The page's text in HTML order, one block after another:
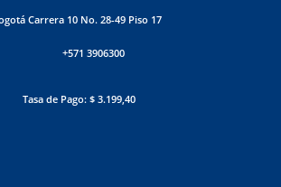
Carrera 10 No. 28-49 Piso 17
+571 3906300
Tasa de Pago: $ 3.199,40